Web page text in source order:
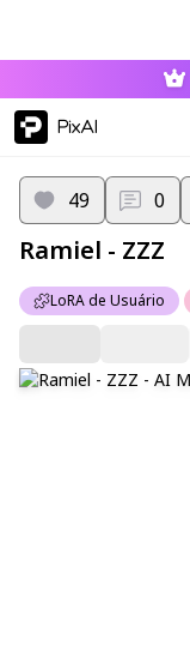
PixAI
LoRA de Usuário
49 0
Ramiel - ZZZ